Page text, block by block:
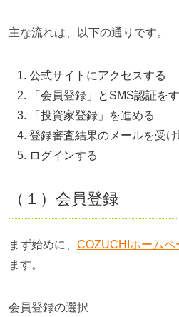
主な流れは、以下の通りです。
公式サイトにアクセスする
「会員登録」とSMS認証を
「投資家登録」を進める
登録審査結果のメールを受け
ログインする
（１）会員登録
まず始めに、 COZUCHIホーム
ます。
会員登録の選択